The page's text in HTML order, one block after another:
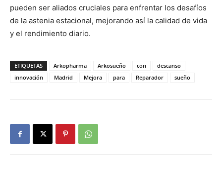
pueden ser aliados cruciales para enfrentar los desafíos
de la astenia estacional, mejorando así la calidad de vida
y el rendimiento diario.
ETIQUETAS Arkopharma Arkosueño con
descanso
innovación
Madrid Mejora para Reparador sueño